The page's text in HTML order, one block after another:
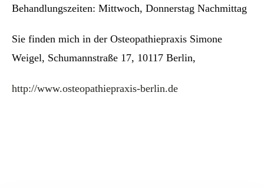
Behandlungszeiten: Mittwoch, Donnerstag Nachmittag
Sie finden mich in der Osteopathiepraxis Simone
Weigel, Schumannstraße 17, 10117 Berlin,
http://www.osteopathiepraxis-berlin.de